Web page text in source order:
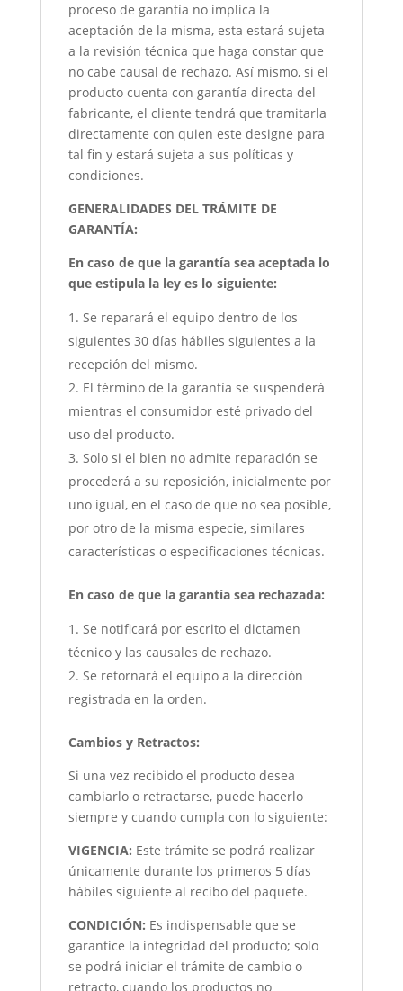
proceso de garantía no implica la
aceptación de la misma, esta estará sujeta
a la revisión técnica que haga constar que
no cabe causal de rechazo. Así mismo, si el
producto cuenta con garantía directa del
fabricante, el cliente tendrá que tramitarla
directamente con quien este designe para
tal fin y estará sujeta a sus políticas y
condiciones.
GENERALIDADES DEL TRÁMITE DE
GARANTÍA:
En caso de que la garantía sea aceptada lo
que estipula la ley es lo siguiente:
Se reparará el equipo dentro de los
siguientes 30 días hábiles siguientes a la
recepción del mismo.
El término de la garantía se suspenderá
mientras el consumidor esté privado del
uso del producto.
Solo si el bien no admite reparación se
procederá a su reposición, inicialmente por
uno igual, en el caso de que no sea posible,
por otro de la misma especie, similares
características o especificaciones técnicas.
En caso de que la garantía sea rechazada:
Se notificará por escrito el dictamen
técnico y las causales de rechazo.
Se retornará el equipo a la dirección
registrada en la orden.
Cambios y Retractos:
Si una vez recibido el producto desea
cambiarlo o retractarse, puede hacerlo
siempre y cuando cumpla con lo siguiente:
VIGENCIA: Este trámite se podrá realizar
únicamente durante los primeros 5 días
hábiles siguiente al recibo del paquete.
CONDICIÓN: Es indispensable que se
garantice la integridad del producto; solo
se podrá iniciar el trámite de cambio o
retracto, cuando los productos no